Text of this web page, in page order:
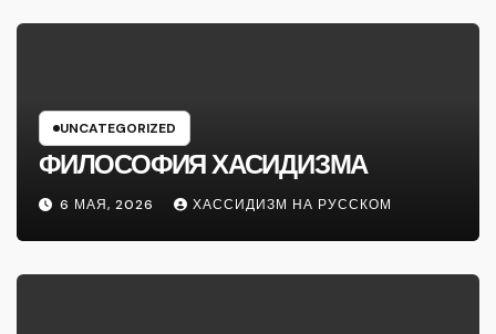
UNCATEGORIZED
ФИЛОСОФИЯ ХАСИДИЗМА
6 МАЯ, 2026 ХАССИДИЗМ НА РУССКОМ